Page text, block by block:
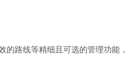
路线等精细且可选的管理功能，